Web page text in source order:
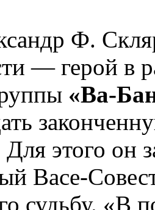
Ф.
— герой в
«Ва-
этого он
Васе-
судьбу. «В